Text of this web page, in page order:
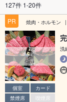
127件 1-20件
PR
焼肉・ホルモン
個室
カード
禁煙席
喫煙席
洗